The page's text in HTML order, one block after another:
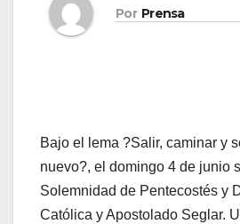
Por Prensa
Bajo el lema ?Salir, caminar y
nuevo?, el domingo 4 de junio
Solemnidad de Pentecostés y
Católica y Apostolado Seglar.